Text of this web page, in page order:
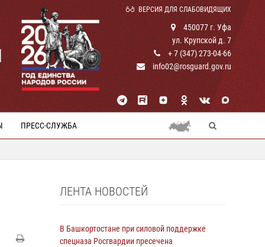
ВЕРСИЯ ДЛЯ СЛАБОВИДЯЩИХ
450077 г. Уфа
ул. Крупской д. 7
+ 7 (347) 273-04-66
info02@rosguard.gov.ru
ПРЕСС-СЛУЖБА
ЛЕНТА НОВОСТЕЙ
В Башкортостане при силовой поддержке
спецназа Росгвардии пресечена